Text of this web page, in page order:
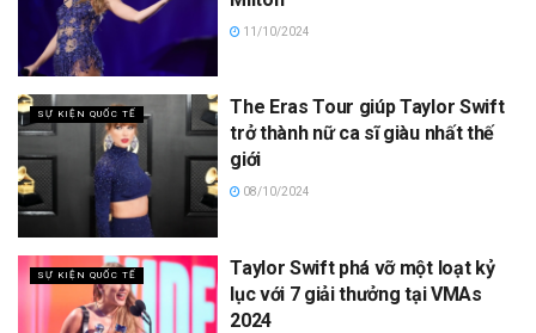
11/10/2024
SỰ KIỆN QUỐC TẾ
The Eras Tour giúp Taylor Swift
trở thành nữ ca sĩ giàu nhất thế
giới
08/10/2024
SỰ KIỆN QUỐC TẾ
Taylor Swift phá vỡ một loạt kỷ
lục với 7 giải thưởng tại VMAs
2024